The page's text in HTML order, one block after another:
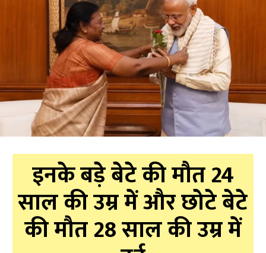
इनके बड़े बेटे की मौत 24
साल की उम्र में और छोटे बेटे
की मौत 28 साल की उम्र में